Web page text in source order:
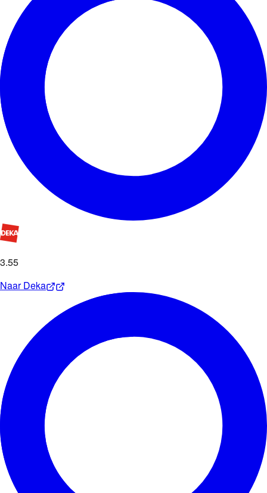
3.55
NaarDeka